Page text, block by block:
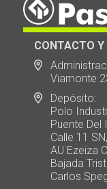
CONTACTO
Viamonte
Depósito:
Polo
Puente Del
Calle 11
AU Ezeiza
Bajada
Carlos